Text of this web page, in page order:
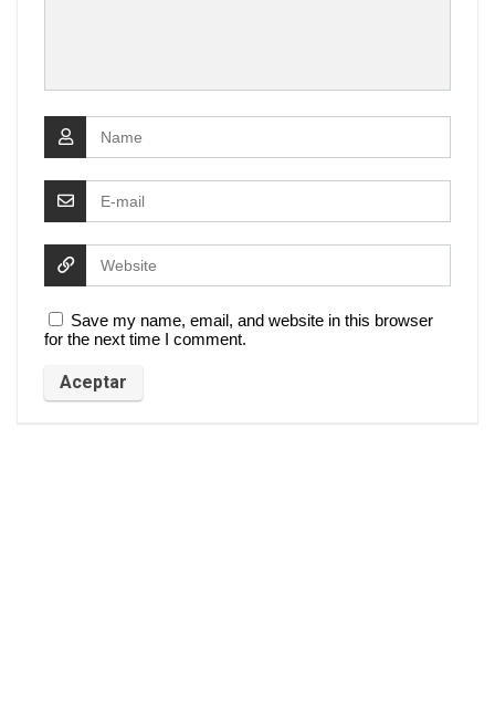
Save my name, email, and website in this browser
for the next time I comment.